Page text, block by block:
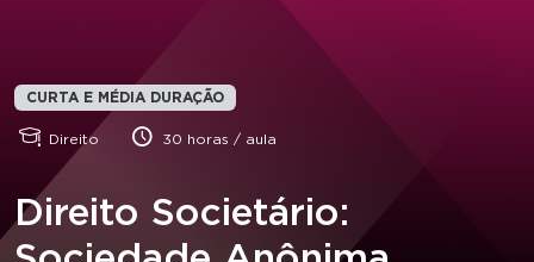
CURTA E MÉDIA DURAÇÃO
Direito 30 horas / aula
Direito Societário: